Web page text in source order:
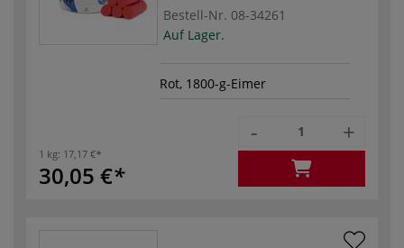
Bestell-Nr. 08-34261
Auf Lager.
Rot, 1800-g-Eimer
1 kg: 17,17 €
30,05 €
- +